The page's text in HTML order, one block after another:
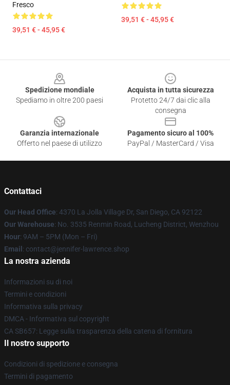
Fresco
39,51 € - 45,95 €
39,51 € - 45,95 €
Spedizione mondiale
Spediamo in oltre 200 paesi
Acquista in tutta sicurezza
Protetto 24/7 dai clic alla
consegna
Garanzia internazionale
Offerto nel paese di utilizzo
Pagamento sicuro al 100%
PayPal / MasterCard / Visa
Contattaci
Our Head Office: 4370 La Jolla Village Dr, San Diego, CA 92122
Our Warehouse: No. 3535 Renmin Road, Lucheng District, Wenzhou
Hour: 9AM – 5PM (Mon – Fri)
Email : contact@jennifer-lawrence.shop
La nostra azienda
Informazioni su di noi
Termini e condizioni
Informativa sulla privacy
DMCA - Informativa sul copyright
CA SB657: Legge sulla trasparenza della catena di fornitura
Il nostro supporto
Condizioni di spedizione e consegna
Termini di pagamento